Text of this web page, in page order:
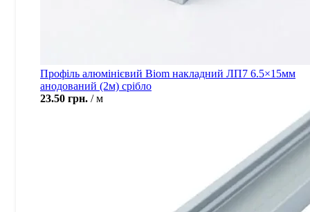
Профіль алюмінієвий Biom накладний ЛП7 6.5×15мм
анодований (2м) срібло
23.50 грн. м